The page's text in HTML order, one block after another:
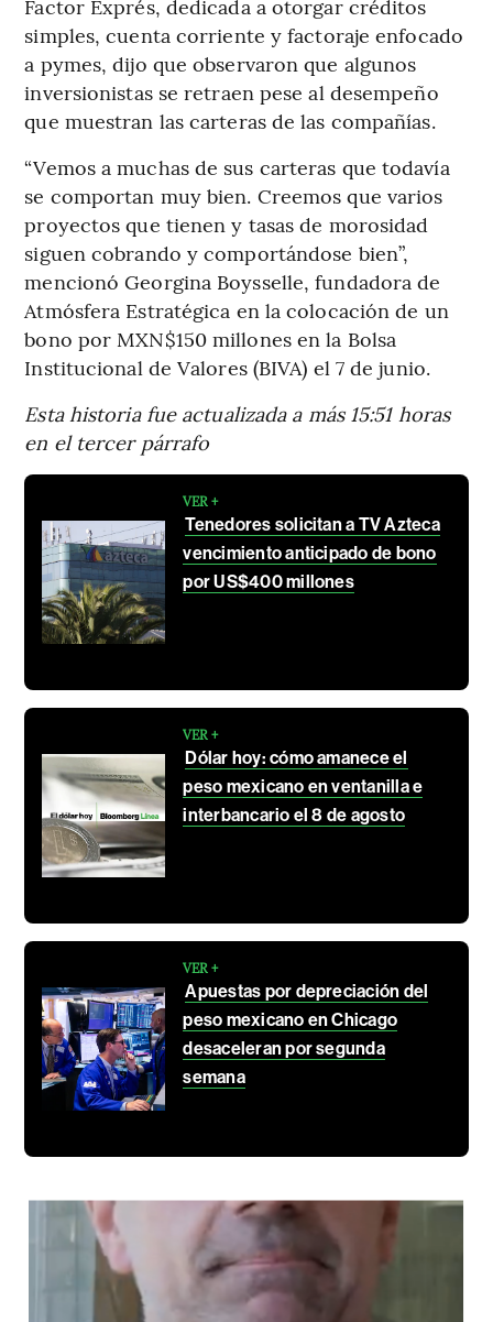
Factor Exprés, dedicada a otorgar créditos
simples, cuenta corriente y factoraje enfocado
a pymes, dijo que observaron que algunos
inversionistas se retraen pese al desempeño
que muestran las carteras de las compañías.
“Vemos a muchas de sus carteras que todavía
se comportan muy bien. Creemos que varios
proyectos que tienen y tasas de morosidad
siguen cobrando y comportándose bien”,
mencionó Georgina Boysselle, fundadora de
Atmósfera Estratégica en la colocación de un
bono por MXN$150 millones en la Bolsa
Institucional de Valores (BIVA) el 7 de junio.
Esta historia fue actualizada a más 15:51 horas
en el tercer párrafo
VER +
Tenedores solicitan a TV Azteca
vencimiento anticipado de bono
por US$400 millones
VER +
Dólar hoy: cómo amanece el
peso mexicano en ventanilla e
interbancario el 8 de agosto
VER +
Apuestas por depreciación del
peso mexicano en Chicago
desaceleran por segunda
semana